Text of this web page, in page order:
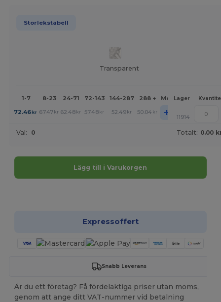
Storlekstabell
Transparent
1-7 8-23 24-71 72-143 144-287 288 + Mer Lager
72.46kr 67.47 kr 62.48 kr 57.48 kr 52.49 kr 50.04 kr + 11914
Val: 0 Totalt: 0.00
Lägg till i Varukorgen
Expressoffert
Snabb Leverans
Är du ett företag? Få fördelaktiga priser utan moms,
genom att ange ditt VAT-nummer vid betalning